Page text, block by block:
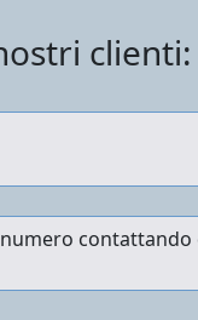
clienti: